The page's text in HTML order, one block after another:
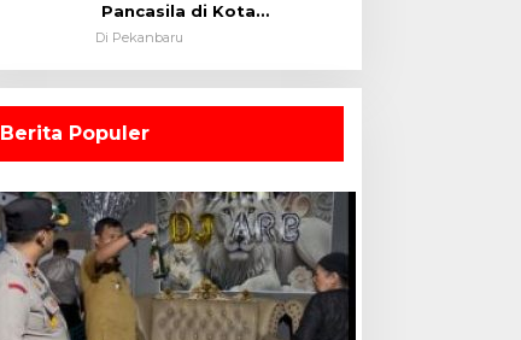
Pancasila di Kota
Pekanbaru Tetap Khidmat
Di Pekanbaru
Berita Populer